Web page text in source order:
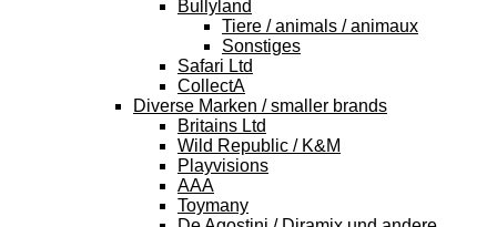
Bullyland
Tiere / animals / animaux
Sonstiges
Safari Ltd
CollectA
Diverse Marken / smaller brands
Britains Ltd
Wild Republic / K&M
Playvisions
AAA
Toymany